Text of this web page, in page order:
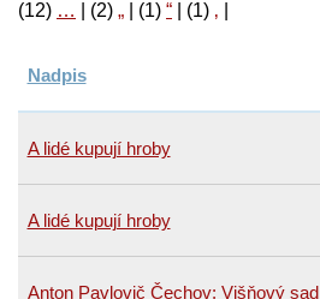
‚
(1)
“
(1)
„
(2)
…
(12)
Nadpis
A lidé kupují hroby
A lidé kupují hroby
Anton Pavlovič Čechov: Višňový sad